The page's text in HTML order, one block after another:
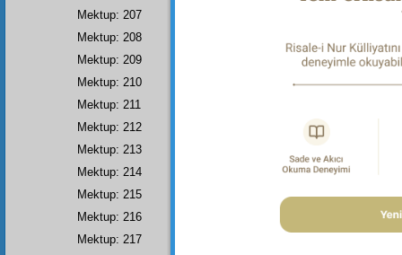
Mektup: 207
Mektup: 208
Mektup: 209
Mektup: 210
Mektup: 211
Mektup: 212
Mektup: 213
Mektup: 214
Mektup: 215
Mektup: 216
Mektup: 217